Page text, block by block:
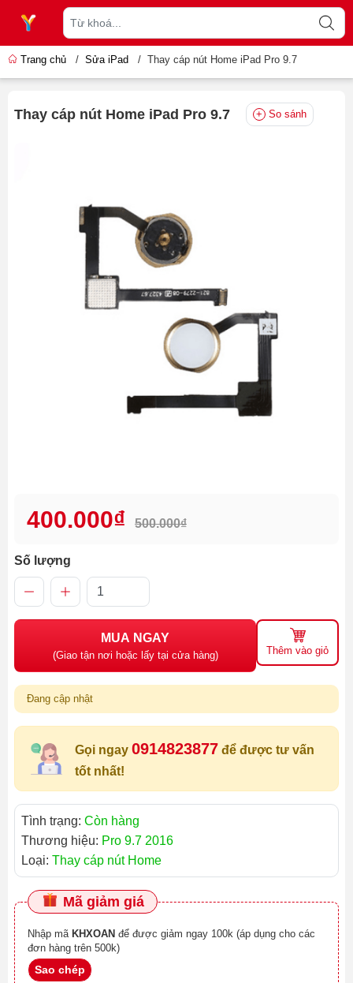
Trang chủ / Sửa iPad / Thay cáp nút Home iPad Pro 9.7
Thay cáp nút Home iPad Pro 9.7 So sánh
400.000₫ 500.000₫
Số lượng
MUA NGAY
(Giao tận nơi hoặc lấy tại cửa hàng) Thêm vào giỏ
Đang cập nhật
Gọi ngay 0914823877 để được tư vấn
tốt nhất!
Tình trạng: Còn hàng
Thương hiệu: Pro 9.7 2016
Loại: Thay cáp nút Home
Mã giảm giá
Nhập mã KHXOAN
đơn hàng trên 500k)
Sao chép